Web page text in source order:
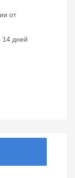
от
14 дней